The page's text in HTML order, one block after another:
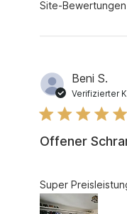
Site-Bewertungen
Beni S.
Verifizierter
Offener
Super
read more